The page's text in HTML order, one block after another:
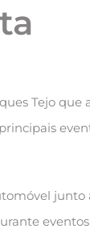
Tejo que
junto